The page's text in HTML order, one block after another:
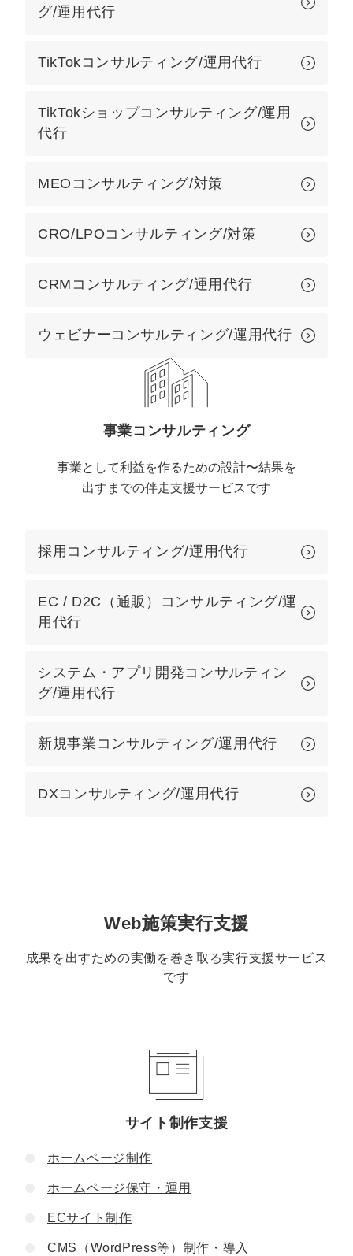
グ/運用代行
TikTokコンサルティング/運用代行
TikTokショップコンサルティング/運用
代行
MEOコンサルティング/対策
CRO/LPOコンサルティング/対策
CRMコンサルティング/運用代行
ウェビナーコンサルティング/運用代行
事業コンサルティング
事業として利益を作るための設計〜結果を
出すまでの伴走支援サービスです
採用コンサルティング/運用代行
EC / D2C（通販）コンサルティング/運
用代行
システム・アプリ開発コンサルティン
グ/運用代行
新規事業コンサルティング/運用代行
DXコンサルティング/運用代行
Web施策実行支援
成果を出すための実働を巻き取る実行支援サービス
です
サイト制作支援
ホームページ制作
ホームページ保守・運用
ECサイト制作
CMS（WordPress等）制作・導入